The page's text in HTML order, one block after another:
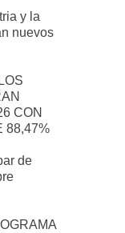
y la
nuevos
CON
88,47%
de